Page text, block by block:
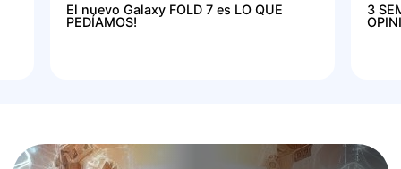
El nuevo Galaxy FOLD 7 es LO QUE
PEDÍAMOS!
3